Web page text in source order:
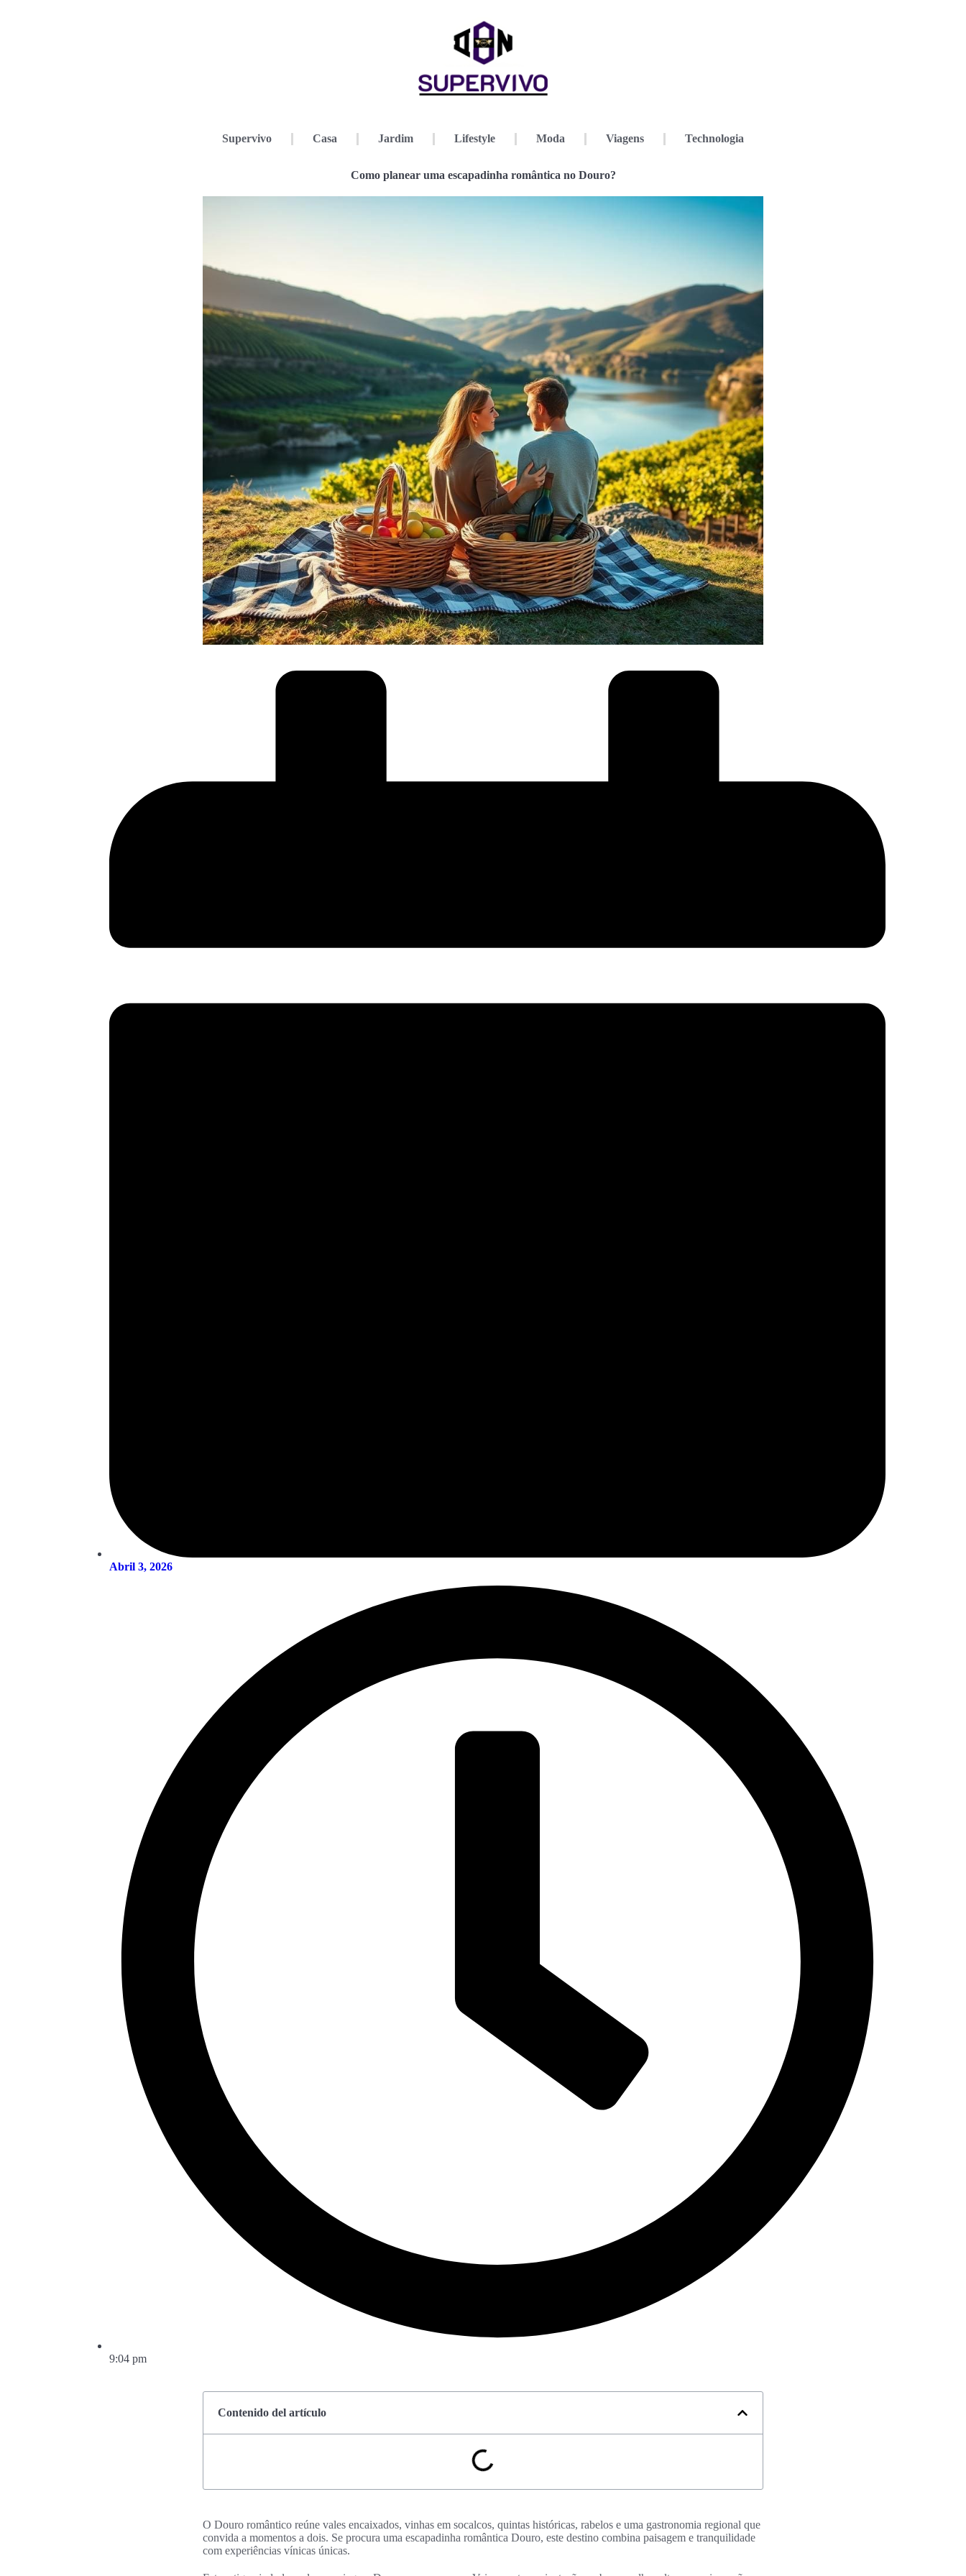
Supervivo Casa Jardim Lifestyle Moda Viagens Technologia
Como planear uma escapadinha romântica no Douro?
Abril 3, 2026
9:04 pm
Contenido del artículo
O Douro romântico reúne vales encaixados, vinhas em socalcos, quintas históricas, rabelos e uma gastronomia regional que
convida a momentos a dois. Se procura uma escapadinha romântica Douro, este destino combina paisagem e tranquilidade
com experiências vínicas únicas.